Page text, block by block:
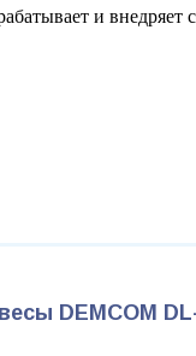
и внедряет
DEMCOM